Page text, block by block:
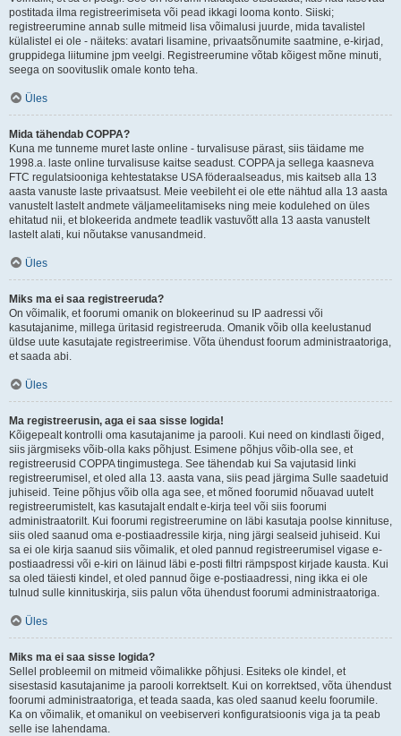
postitada ilma registreerimiseta või pead ikkagi looma konto. Siiski;
registreerumine annab sulle mitmeid lisa võimalusi juurde, mida tavalistel
külalistel ei ole - näiteks: avatari lisamine, privaatsõnumite saatmine, e-kirjad,
gruppidega liitumine jpm veelgi. Registreerumine võtab kõigest mõne minuti,
seega on soovituslik omale konto teha.
Üles
Mida tähendab COPPA?
Kuna me tunneme muret laste online - turvalisuse pärast, siis täidame me
1998.a. laste online turvalisuse kaitse seadust. COPPA ja sellega kaasneva
FTC regulatsiooniga kehtestatakse USA föderaalseadus, mis kaitseb alla 13
aasta vanuste laste privaatsust. Meie veebileht ei ole ette nähtud alla 13 aasta
vanustelt lastelt andmete väljameelitamiseks ning meie kodulehed on üles
ehitatud nii, et blokeerida andmete teadlik vastuvõtt alla 13 aasta vanustelt
lastelt alati, kui nõutakse vanusandmeid.
Üles
Miks ma ei saa registreeruda?
On võimalik, et foorumi omanik on blokeerinud su IP aadressi või
kasutajanime, millega üritasid registreeruda. Omanik võib olla keelustanud
üldse uute kasutajate registreerimise. Võta ühendust foorum administraatoriga,
et saada abi.
Üles
Ma registreerusin, aga ei saa sisse logida!
Kõigepealt kontrolli oma kasutajanime ja parooli. Kui need on kindlasti õiged,
siis järgmiseks võib-olla kaks põhjust. Esimene põhjus võib-olla see, et
registreerusid COPPA tingimustega. See tähendab kui Sa vajutasid linki
registreerumisel, et oled alla 13. aasta vana, siis pead järgima Sulle saadetuid
juhiseid. Teine põhjus võib olla aga see, et mõned foorumid nõuavad uutelt
registreerumistelt, kas kasutajalt endalt e-kirja teel või siis foorumi
administraatorilt. Kui foorumi registreerumine on läbi kasutaja poolse kinnituse,
siis oled saanud oma e-postiaadressile kirja, ning järgi sealseid juhiseid. Kui
sa ei ole kirja saanud siis võimalik, et oled pannud registreerumisel vigase e-
postiaadressi või e-kiri on läinud läbi e-posti filtri rämpspost kirjade kausta. Kui
sa oled täiesti kindel, et oled pannud õige e-postiaadressi, ning ikka ei ole
tulnud sulle kinnituskirja, siis palun võta ühendust foorumi administraatoriga.
Üles
Miks ma ei saa sisse logida?
Sellel probleemil on mitmeid võimalikke põhjusi. Esiteks ole kindel, et
sisestasid kasutajanime ja parooli korrektselt. Kui on korrektsed, võta ühendust
foorumi administraatoriga, et teada saada, kas oled saanud keelu foorumile.
Ka on võimalik, et omanikul on veebiserveri konfiguratsioonis viga ja ta peab
selle ise lahendama.